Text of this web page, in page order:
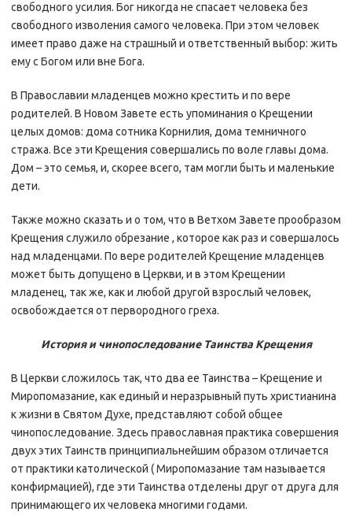
свободного усилия. Бог никогда не спасает человека без
свободного изволения самого человека. При этом человек
имеет право даже на страшный и ответственный выбор: жить
ему с Богом или вне Бога.
В Православии младенцев можно крестить и по вере
родителей. В Новом Завете есть упоминания о Крещении
целых домов: дома сотника Корнилия, дома темничного
стража. Все эти Крещения совершались по воле главы дома.
Дом – это семья, и, скорее всего, там могли быть и маленькие
дети.
Также можно сказать и о том, что в Ветхом Завете прообразом
Крещения служило обрезание , которое как раз и совершалось
над младенцами. По вере родителей Крещение младенцев
может быть допущено в Церкви, и в этом Крещении
младенец, так же, как и любой другой взрослый человек,
освобождается от первородного греха.
История и чинопоследование Таинства Крещения
В Церкви сложилось так, что два ее Таинства – Крещение и
Миропомазание, как единый и неразрывный путь христианина
к жизни в Святом Духе, представляют собой общее
чинопоследование. Здесь православная практика совершения
двух этих Таинств принципиальнейшим образом отличается
от практики католической ( Миропомазание там называется
конфирмацией), где эти Таинства отделены друг от друга для
принимающего их человека многими годами.